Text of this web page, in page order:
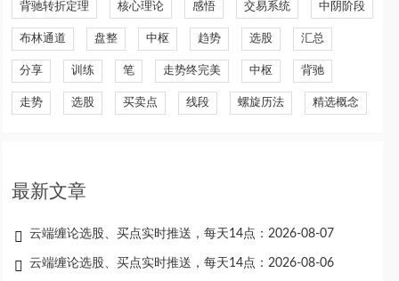
背驰转折定理 核心理论 感悟 交易系统 中阴阶段
布林通道 盘整 中枢 趋势 选股 汇总
分享 训练 笔 走势终完美 中枢 背驰
走势 选股 买卖点 线段 螺旋历法 精选概念
最新文章
云端缠论选股、买点实时推送，每天14点：2026-08-07
云端缠论选股、买点实时推送，每天14点：2026-08-06